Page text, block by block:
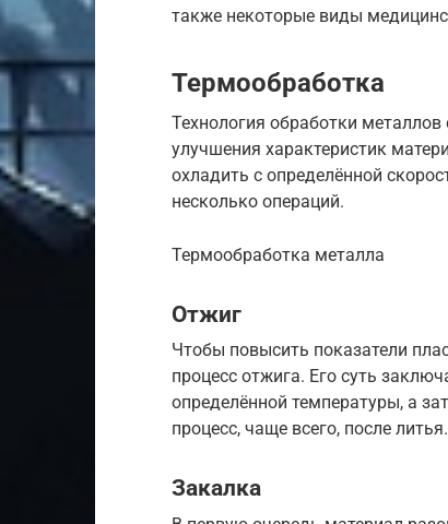
также некоторые виды
Термообработка
Технология обработки
улучшения характеристик
охладить с определённой
несколько операций.
Термообработка металла
Отжиг
Чтобы повысить показатели
процесс отжига. Его суть
определённой температуры, а
процесс, чаще всего, после
Закалка